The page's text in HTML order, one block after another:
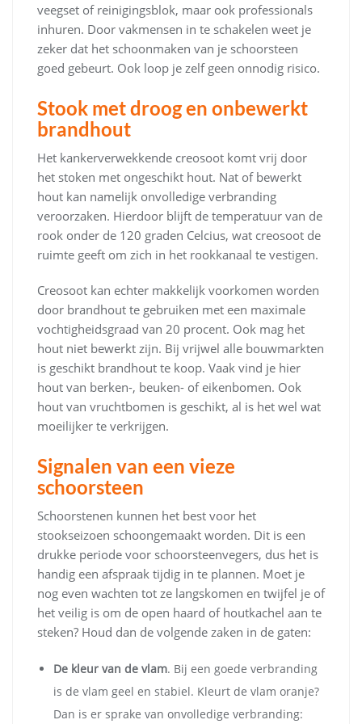
veegset of reinigingsblok, maar ook professionals
inhuren. Door vakmensen in te schakelen weet je
zeker dat het schoonmaken van je schoorsteen
goed gebeurt. Ook loop je zelf geen onnodig risico.
Stook met droog en onbewerkt
brandhout
Het kankerverwekkende creosoot komt vrij door
het stoken met ongeschikt hout. Nat of bewerkt
hout kan namelijk onvolledige verbranding
veroorzaken. Hierdoor blijft de temperatuur van de
rook onder de 120 graden Celcius, wat creosoot de
ruimte geeft om zich in het rookkanaal te vestigen.
Creosoot kan echter makkelijk voorkomen worden
door brandhout te gebruiken met een maximale
vochtigheidsgraad van 20 procent. Ook mag het
hout niet bewerkt zijn. Bij vrijwel alle bouwmarkten
is geschikt brandhout te koop. Vaak vind je hier
hout van berken-, beuken- of eikenbomen. Ook
hout van vruchtbomen is geschikt, al is het wel wat
moeilijker te verkrijgen.
Signalen van een vieze
schoorsteen
Schoorstenen kunnen het best voor het
stookseizoen schoongemaakt worden. Dit is een
drukke periode voor schoorsteenvegers, dus het is
handig een afspraak tijdig in te plannen. Moet je
nog even wachten tot ze langskomen en twijfel je of
het veilig is om de open haard of houtkachel aan te
steken? Houd dan de volgende zaken in de gaten:
De kleur van de vlam. Bij een goede verbranding
is de vlam geel en stabiel. Kleurt de vlam oranje?
Dan is er sprake van onvolledige verbranding: